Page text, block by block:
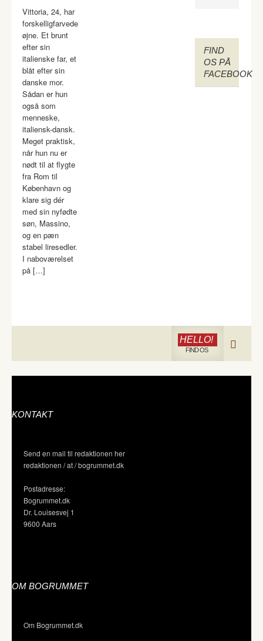
Vittoria, 24, har
forskelligfarvede
øjne. Et brunt
efter sin
italienske far, et
blåt efter sin
danske mor.
Sådan er hun
også som
menneske,
italiensk-dansk.
Meget praktisk,
når hun nu er
nødt til at flygte
fra Rom til
København og
klare sig dér
med sin nyfødte
søn, Massino,
og en pæn
stabel liresedler.
I naboværelset
på […]
FIND
OS PÅ
FACEBOOK
HELLO!
FIND OS
KONTAKT
Send en mail til redaktionen her
redaktionen / at / bogrummet.dk
Postadresse:
Bogrummet.dk
Dr. Louisesvej 1
9600 Aars
OM BOGRUMMET
Om Bogrummet.dk